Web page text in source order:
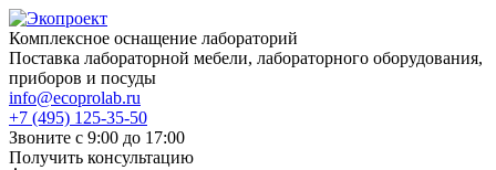
Комплексное оснащение лабораторий
Поставка лабораторной мебели, лабораторного оборудования,
приборов и посуды
info@ecoprolab.ru
+7 (495) 125-35-50
Звоните с 9:00 до 17:00
Получить консультацию